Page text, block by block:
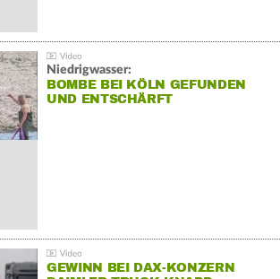
Niedrigwasser:
BOMBE BEI KÖLN GEFUNDEN
UND ENTSCHÄRFT
GEWINN BEI DAX-KONZERN